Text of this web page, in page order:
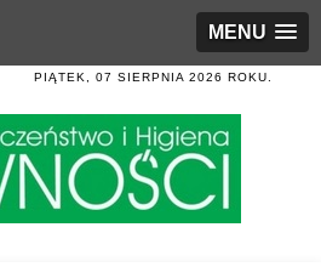
MENU
PIĄTEK, 07 SIERPNIA 2026 ROKU.